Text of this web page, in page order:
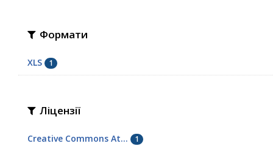
Формати
XLS 1
Ліцензії
Creative Commons At... 1